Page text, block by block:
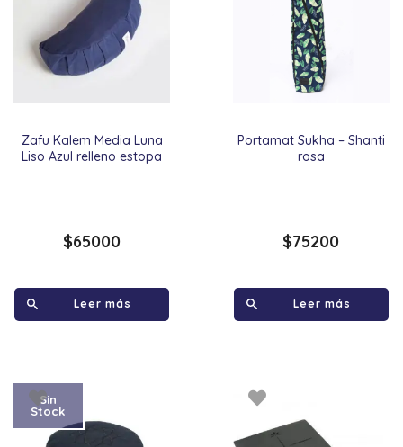
Zafu Kalem Media Luna
Liso Azul relleno estopa
$65000
Leer más
Portamat Sukha – Shanti
rosa
$75200
Leer más
Sin
Stock